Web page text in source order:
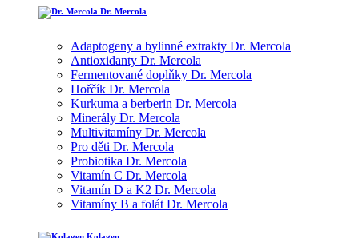
Dr. Mercola
Adaptogeny a bylinné extrakty Dr. Mercola
Antioxidanty Dr. Mercola
Fermentované doplňky Dr. Mercola
Hořčík Dr. Mercola
Kurkuma a berberin Dr. Mercola
Minerály Dr. Mercola
Multivitamíny Dr. Mercola
Pro děti Dr. Mercola
Probiotika Dr. Mercola
Vitamín C Dr. Mercola
Vitamín D a K2 Dr. Mercola
Vitamíny B a folát Dr. Mercola